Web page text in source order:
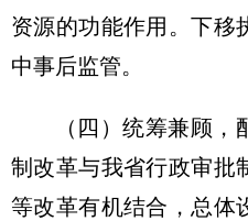
资源的功能作用。下移
中事后监管。
（四）统筹兼顾，
制改革与我省行政审批
等改革有机结合，总体